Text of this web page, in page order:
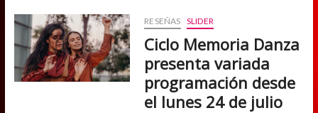
mirada
a
la
sociedad
a
través
RESEÑAS SLIDER
Ciclo Memoria Danza
presenta variada
programación desde
el lunes 24 de julio